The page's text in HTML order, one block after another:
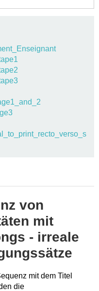
von
mit
- irreale
mit dem Titel
die